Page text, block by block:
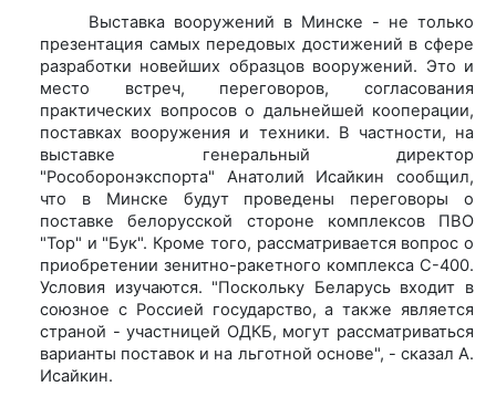
Выставка вооружений в Минске - не только
презентация самых передовых достижений в сфере
разработки новейших образцов вооружений. Это и
место встреч, переговоров, согласования
практических вопросов о дальнейшей кооперации,
поставках вооружения и техники. В частности, на
выставке генеральный директор
"Рособоронэкспорта" Анатолий Исайкин сообщил,
что в Минске будут проведены переговоры о
поставке белорусской стороне комплексов ПВО
"Тор" и "Бук". Кроме того, рассматривается вопрос о
приобретении зенитно-ракетного комплекса С-400.
Условия изучаются. "Поскольку Беларусь входит в
союзное с Россией государство, а также является
страной - участницей ОДКБ, могут рассматриваться
варианты поставок и на льготной основе", - сказал А.
Исайкин.